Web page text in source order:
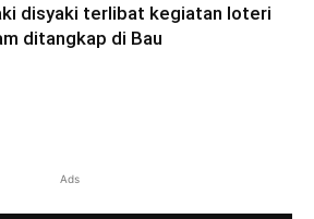
disyaki terlibat kegiatan loteri
ditangkap di Bau
Ads